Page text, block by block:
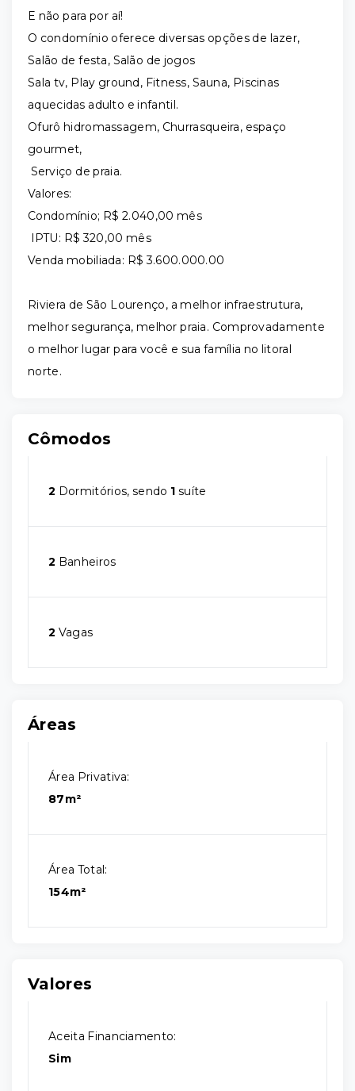
E não para por aí!
O condomínio oferece diversas opções de lazer,
Salão de festa, Salão de jogos
Sala tv, Play ground, Fitness, Sauna, Piscinas
aquecidas adulto e infantil.
Ofurô hidromassagem, Churrasqueira, espaço
gourmet,
Serviço de praia.
Valores:
Condomínio; R$ 2.040,00 mês
IPTU: R$ 320,00 mês
Venda mobiliada: R$ 3.600.000.00
Riviera de São Lourenço, a melhor infraestrutura,
melhor segurança, melhor praia. Comprovadamente
o melhor lugar para você e sua família no litoral
norte.
Cômodos
2 Dormitórios, sendo 1 suíte
2 Banheiros
2 Vagas
Áreas
Área Privativa:
87m²
Área Total:
154m²
Valores
Aceita Financiamento:
Sim